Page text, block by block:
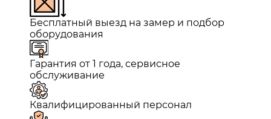
Бесплатный выезд на замер и подбор
оборудования
Гарантия от 1 года, сервисное
обслуживание
Квалифицированный персонал